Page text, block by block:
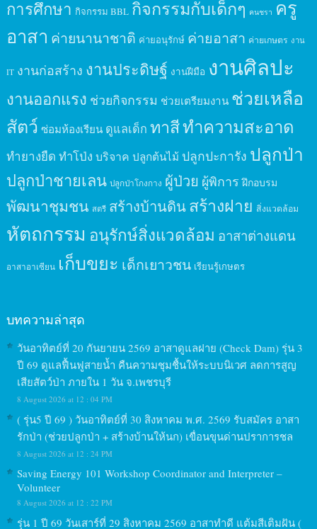
การศึกษา กิจกรรม BBL กิจกรรมกับเด็กๆ คนชรา ครู
อาสา ค่ายนานาชาติ ค่ายอนุรักษ์ ค่ายอาสา ค่ายเกษตร งาน
IT งานก่อสร้าง งานประดิษฐ์ งานฝีมือ งานศิลปะ
งานออกแรง ช่วยกิจกรรม ช่วยเตรียมงาน ช่วยเหลือ
สัตว์ ซ่อมห้องเรียน ดูแลเด็ก ทาสีทำความสะอาด
ทำยางยืด ทำโป่ง บริจาค ปลูกต้นไม้ ปลูกปะการัง ปลูกป่า
ปลูกป่าชายเลน ปลูกป่าโกงกาง ผู้ป่วย ผู้พิการ ฝึกอบรม
พัฒนาชุมชน สตรี สร้างบ้านดินสร้างฝาย สิ่งแวดล้อม
หัตถกรรม อนุรักษ์สิ่งแวดล้อม อาสาต่างแดน
อาสาอาเซียน เก็บขยะ เด็กเยาวชน เรียนรู้เกษตร
บทความล่าสุด
วันอาทิตย์ที่ 20 กันยายน 2569 อาสาดูแลฝาย (Check Dam) รุ่น 3
ปี 69 ดูแลฟื้นฟูสายน้ำ คืนความชุมชื้นให้ระบบนิเวศ ลดการสูญ
เสียสัตว์ป่า ภายใน 1 วัน จ.เพชรบุรี
8 August 2026 at 12 : 04 PM
( รุ่น5 ปี 69 ) วันอาทิตย์ที่ 30 สิงหาคม พ.ศ. 2569 รับสมัคร อาสา
รักป่า (ช่วยปลูกป่า + สร้างบ้านให้นก) เขื่อนขุนด่านปราการชล
8 August 2026 at 12 : 24 PM
Saving Energy 101 Workshop Coordinator and Interpreter –
Volunteer
8 August 2026 at 12 : 22 PM
รุ่น 1 ปี 69 วันเสาร์ที่ 29 สิงหาคม 2569 อาสาทำดี แต้มสีเติมฝัน (